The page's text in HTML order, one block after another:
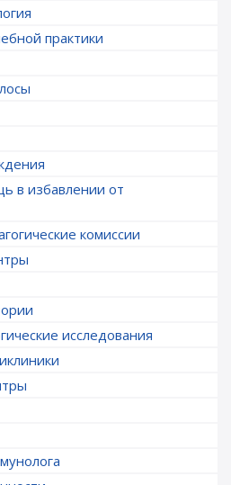
практики
в избавлении от
комиссии
исследования